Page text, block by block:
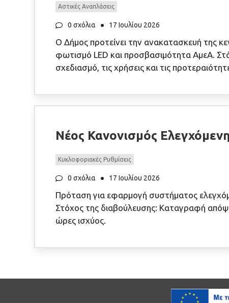
Αστικές Αναπλάσεις
0 σχόλια 17 Ιουλίου 2026
Ο Δήμος προτείνει την ανακατασκευή της
φωτισμό LED και προσβασιμότητα ΑμεΑ.
σχεδιασμό, τις χρήσεις και τις
Νέος Κανονισμός
Κυκλοφοριακές Ρυθμίσεις
0 σχόλια 17 Ιουλίου 2026
Πρόταση για εφαρμογή συστήματος
Στόχος της διαβούλευσης: Καταγραφή
ώρες ισχύος.